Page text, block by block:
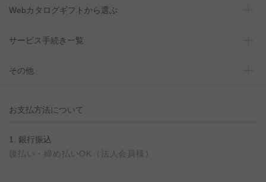
Webカタログギフトから選ぶ
サービス手続き一覧
その他
お支払方法について
1. 銀行振込
後払い・締め払いOK（法人会員様）